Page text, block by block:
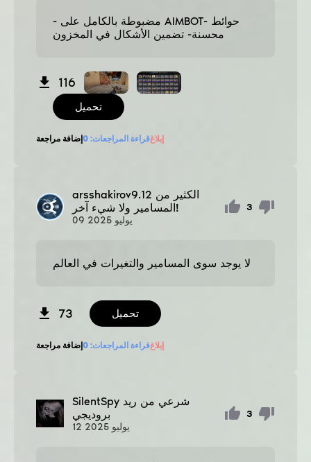
- مضبوطة بالكامل على AIMBOT- حوائط
محسنة- تضمين الأشكال في المخزون
116
تحميل
إضافة مراجعة قراءة المراجعات: 0 إبلاغ
arsshakirov9.12 الكثير من
المسامير ولا شيء آخر!
09 يوليو
3
لا يوجد سوى المسامير والتغيرات في العالم
73 تحميل
إضافة مراجعة قراءة المراجعات: 0 إبلاغ
SilentSpy شرعي من ريد
بروديجي
12 يوليو
3